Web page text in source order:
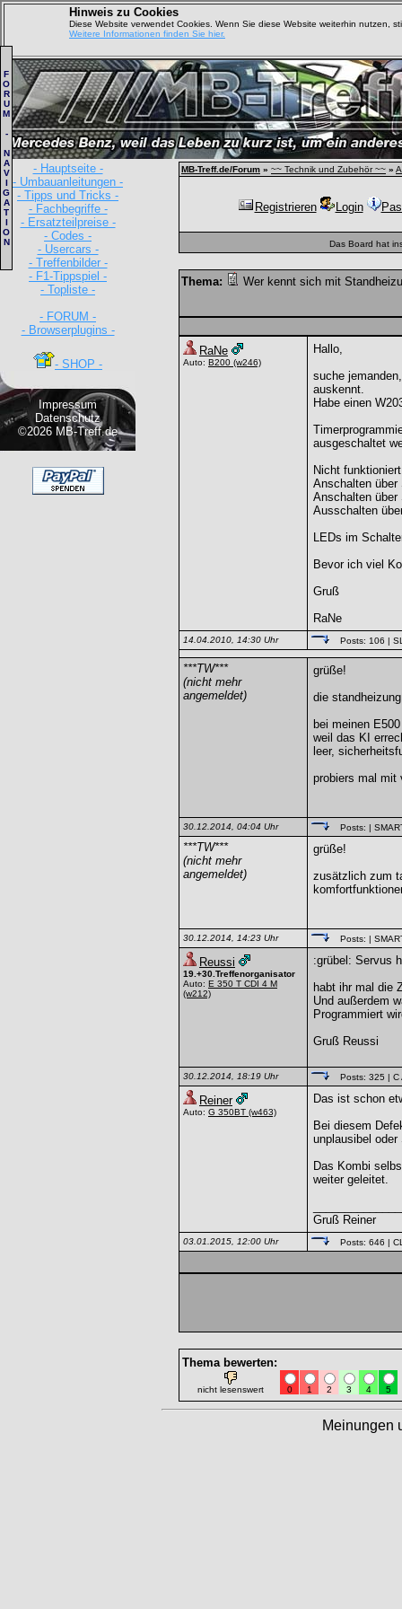
Hinweis zu Cookies
Diese Website verwendet Cookies. Wenn Sie diese Website weiterhin nutzen,
Weitere Informationen finden Sie hier.
- Hauptseite -
- Umbauanleitungen -
- Tipps und Tricks -
- Fachbegriffe -
- Ersatzteilpreise -
- Codes -
- Usercars -
- Treffenbilder -
- F1-Tippspiel -
- Topliste -
- FORUM -
- Browserplugins -
- SHOP -
Impressum
Datenschutz
©2026 MB-Treff.de
F
O
R
U
M
-
N
A
V
I
G
A
T
I
O
N
MB-Treff.de/Forum » ~~ Technik und Zubehör ~~ »
Registrieren Login
Das Board hat
Thema: Wer kennt sich mit
RaNe
Auto: B200 (w246)
Hallo,
suche
auskennt.
Habe einen
ausgeschaltet
Nicht
Anschalten über
Anschalten
Ausschalten
LEDs im
Bevor ich viel
Gruß
RaNe
14.04.2010, 14:30 Uhr Posts: 106 |
***TW***
(nicht mehr
angemeldet)
grüße!
die
bei meinen
weil das KI
leer,
probiers mal mit
30.12.2014, 04:04 Uhr Posts: |
***TW***
(nicht mehr
angemeldet)
grüße!
zusätzlich zum
30.12.2014, 14:23 Uhr Posts: |
Reussi
19.+30.Treffenorganisator
Auto: E 350 T CDI 4 M
(w212)
:grübel: Servus
habt ihr mal die
Und außerdem
Programmiert
Gruß Reussi
30.12.2014, 18:19 Uhr Posts: 325 | C
Reiner
Auto: G 350BT (w463)
Das ist schon
Bei diesem
unplausibel
Das Kombi
weiter geleitet.
Gruß Reiner
03.01.2015, 12:00 Uhr Posts: 646 |
Thema bewerten:
nicht lesenswert 0 1 2 3 4 5
Meinungen